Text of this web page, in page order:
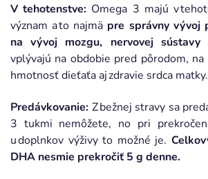
V tehotenstve: Omega 3 majú v
význam a to najmä pre správny vývoj
na vývoj mozgu, nervovej sústavy
vplývajú na obdobie pred pôrodom, na
hmotnosť dieťaťa aj zdravie srdca matky.
Predávkovanie: Z bežnej stravy sa
3 tukmi nemôžete, no pri
u doplnkov výživy to možné je.
DHA nesmie prekročiť 5 g denne.